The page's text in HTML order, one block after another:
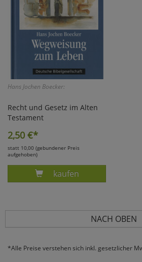
Hans Jochen Boecker:
Recht und Gesetz im Alten
Testament
2,50 €*
statt 10,00 (gebundener Preis
aufgehoben)
Produkt BOECKER,
kaufen
NACH OBEN
*Alle Preise verstehen sich inkl. gesetzlicher